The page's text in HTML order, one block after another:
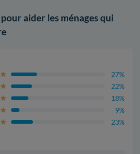
aider les ménages qui
27%
22%
18%
9%
23%